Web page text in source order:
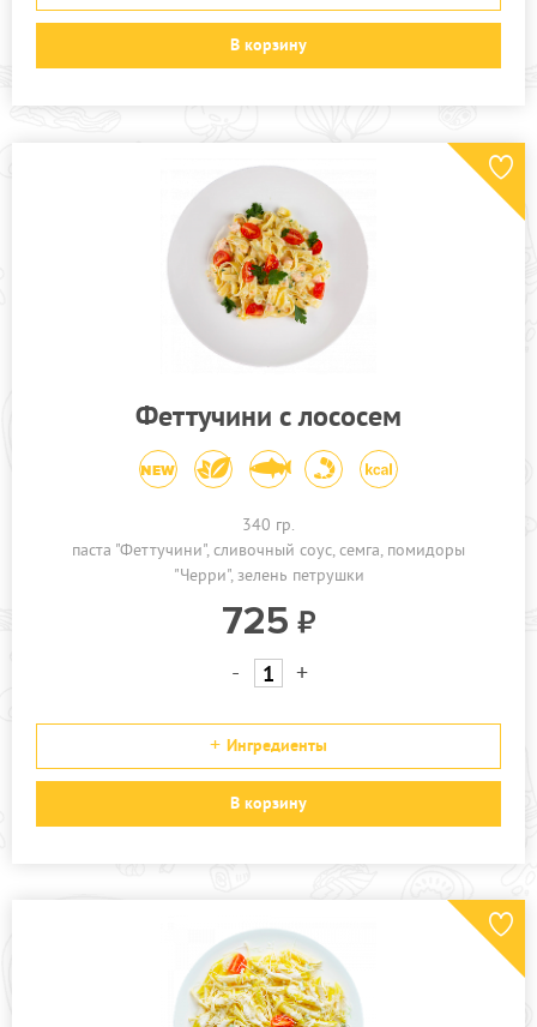
В корзину
Феттучини с лососем
340 гр.
паста "Феттучини" сливочный соус семга помидоры
"Черри" зелень петрушки
725
- +
Ингредиенты
В корзину